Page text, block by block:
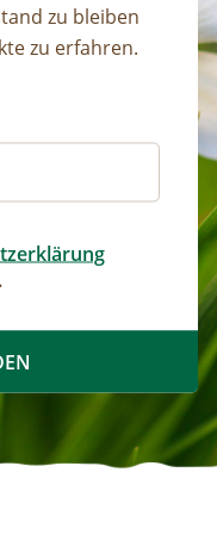
zu bleiben
zu erfahren.